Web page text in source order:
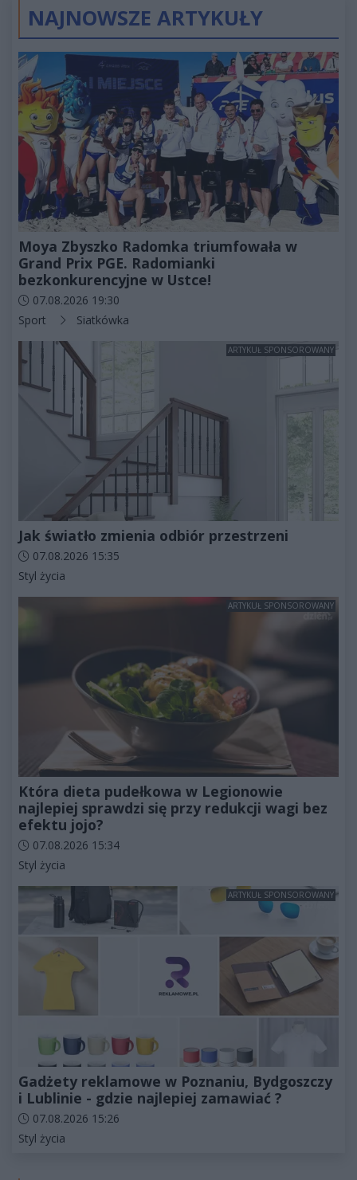
NAJNOWSZE ARTYKUŁY
Moya Zbyszko Radomka triumfowała w
Grand Prix PGE. Radomianki
bezkonkurencyjne w Ustce!
Data dodania artykułu:
07.08.2026 19:30
Kategorie artykułu:
Sport Siatkówka
ARTYKUŁ SPONSOROWANY
Jak światło zmienia odbiór przestrzeni
Data dodania artykułu:
07.08.2026 15:35
Kategorie artykułu:
Styl życia
ARTYKUŁ SPONSOROWANY
Która dieta pudełkowa w Legionowie
najlepiej sprawdzi się przy redukcji wagi bez
efektu jojo?
Data dodania artykułu:
07.08.2026 15:34
Kategorie artykułu:
Styl życia
ARTYKUŁ SPONSOROWANY
Gadżety reklamowe w Poznaniu, Bydgoszczy
i Lublinie - gdzie najlepiej zamawiać ?
Data dodania artykułu:
07.08.2026 15:26
Kategorie artykułu:
Styl życia